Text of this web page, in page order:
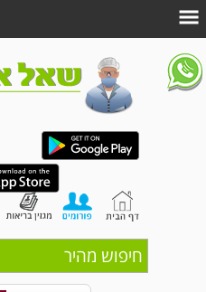
חיפוש מהיר